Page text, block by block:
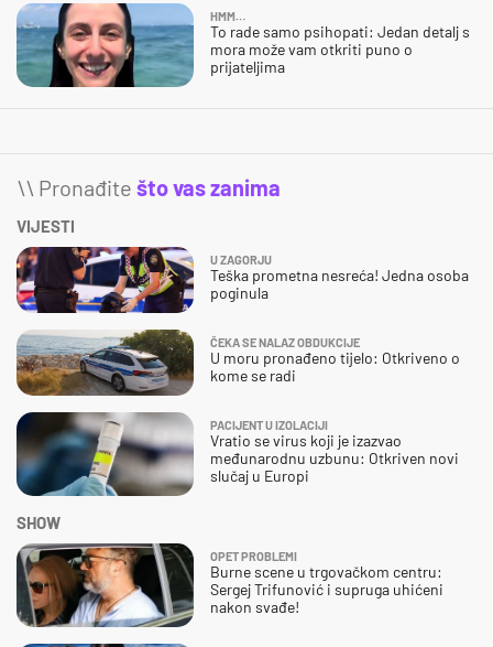
HMM…
To rade samo psihopati: Jedan detalj s
mora može vam otkriti puno o
prijateljima
\\ Pronađite što vas zanima
VIJESTI
U ZAGORJU
Teška prometna nesreća! Jedna osoba
poginula
ČEKA SE NALAZ OBDUKCIJE
U moru pronađeno tijelo: Otkriveno o
kome se radi
PACIJENT U IZOLACIJI
Vratio se virus koji je izazvao
međunarodnu uzbunu: Otkriven novi
slučaj u Europi
SHOW
OPET PROBLEMI
Burne scene u trgovačkom centru:
Sergej Trifunović i supruga uhićeni
nakon svađe!